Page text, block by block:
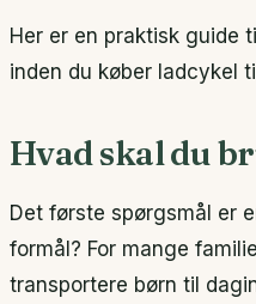
Her er en praktisk guide
inden du køber ladcykel
Hvad skal du
Det første spørgsmål er
formål? For mange
transportere børn til